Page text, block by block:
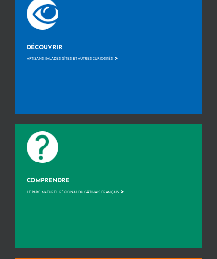
DÉCOUVRIR
ARTISANS, BALADES, GÎTES ET AUTRES CURIOSITÉS >
COMPRENDRE
LE PARC NATUREL RÉGIONAL DU GÂTINAIS FRANÇAIS >